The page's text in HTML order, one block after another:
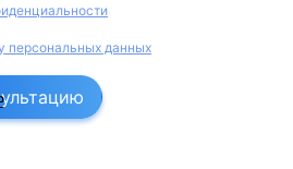
персональных данных